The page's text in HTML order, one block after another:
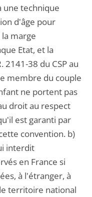
une technique
d'âge pour
marge
Etat, et la
38 du CSP au
membre du couple
ne portent pas
droit au respect
est garanti par
convention. b)
interdit
en France si
à l'étranger, à
territoire national